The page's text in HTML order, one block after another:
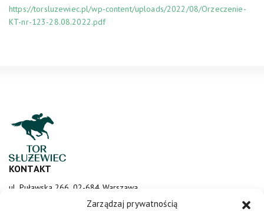
Zarządzaj prywatnością
https://torsluzewiec.pl/wp-content/uploads/2022/08/Orzeczenie-
KT-nr-123-28.08.2022.pdf
KONTAKT
ul. Puławska 266, 02-684 Warszawa
sluzewiec@totalizator.pl